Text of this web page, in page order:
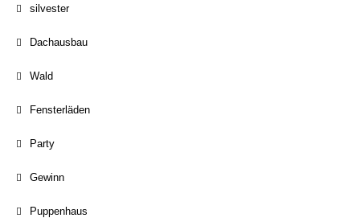
silvester
Dachausbau
Wald
Fensterläden
Party
Gewinn
Puppenhaus